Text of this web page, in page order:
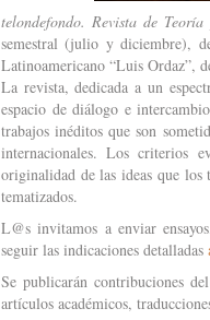
telondefondo. Revista de
semestral (julio y diciembre),
Latinoamericano “Luis Ordaz”,
La revista, dedicada a un
espacio de diálogo e
trabajos inéditos que son
internacionales. Los criterios
originalidad de las ideas que
tematizados.
L@s invitamos a enviar
seguir las indicaciones detalladas
Se publicarán contribuciones
artículos académicos,